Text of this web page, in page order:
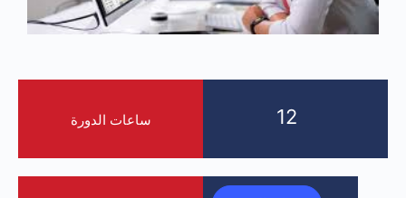
ساعات الدورة 12